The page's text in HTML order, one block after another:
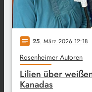
notes 25. März 2026 12:18
Rosenheimer Autoren
Lilien über
Kanadas